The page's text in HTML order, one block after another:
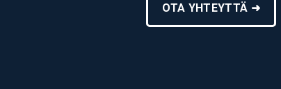
OTA YHTEYTTÄ ➜